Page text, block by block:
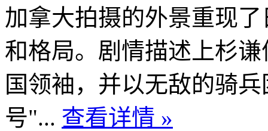
加拿大拍摄的外景重现
和格局。剧情描述上杉
国领袖，并以无敌的骑
号"... 查看详情 »